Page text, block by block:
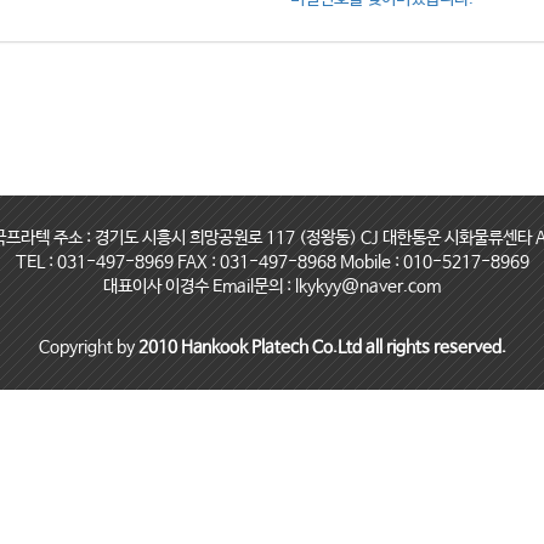
라텍 주소 : 경기도 시흥시 희망공원로 117 (정왕동) CJ 대한통운 시화물류센타
TEL : 031-497-8969 FAX : 031-497-8968 Mobile : 010-5217-8969
대표이사 이경수 Email문의 : lkykyy@naver.com
Copyright by2010 Hankook Platech Co.Ltd all rights reserved.